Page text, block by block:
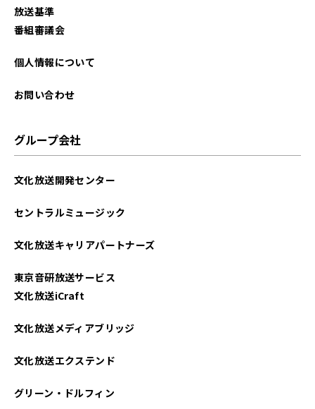
2023年10月
2023年07月
2023年02月
2023年01月
2022年12月
放送基準
番組審議会
個人情報について
お問い合わせ
グループ会社
文化放送開発センター
セントラルミュージック
文化放送キャリアパートナーズ
東京音研放送サービス
文化放送iCraft
文化放送メディアブリッジ
文化放送エクステンド
グリーン・ドルフィン